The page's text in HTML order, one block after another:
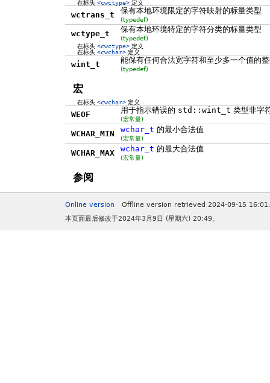
在标头<cwctype> 定义
wctrans_t 保有本地环境限定的字符映射的标量类型
(typedef)
wctype_t 保有本地环境特定的字符分类的标量类型
(typedef)
在标头<cwctype> 定义
在标头<cwchar> 定义
wint_t 能保有任何合法宽字符和至少多一个值的
(typedef)
宏
在标头<cwchar> 定义
WEOF 用于指示错误的 std::wint_t 类型非字
(宏常量)
WCHAR_MIN wchar_t 的最小合法值
(宏常量)
WCHAR_MAX wchar_t 的最大合法值
(宏常量)
参阅
Online version
Offline version retrieved 2024-09-15 16:01.
本页面最后修改于2024年3月9日 (星期六) 20:49。